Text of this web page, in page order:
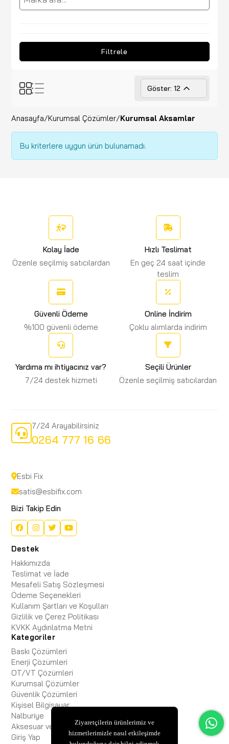
Filtrele
Göster: 12
Anasayfa/Kurumsal Çözümler/Kurumsal Aksamlar
Bu kriterlere uygun ürün bulunamadı.
Kolay İade
Özenle seçilmiş satıcılardan
Hızlı Teslimat
En geç 24 saat içinde
teslim
Güvenli Ödeme
%100 güvenli ödeme
Online İndirim
Çoklu alımlarda indirim
Yardıma mı ihtiyacınız var?
7/24 destek hizmeti
Seçili Ürünler
Özenle seçilmiş satıcılardan
7/24 Arayabilirsiniz
0264 777 16 66
Esbi Fix
satis@esbifix.com
Bizi Takip Edin
Destek
Hakkımızda
Teslimat ve İade
Mesafeli Satış Sözleşmesi
Ödeme Seçenekleri
Kullanım Şartları ve Koşulları
Gizlilik ve Çerez Politikası
KVKK Aydınlatma Metni
Kategoriler
Baskı Çözümleri
Enerji Çözümleri
OT/VT Çözümleri
Kurumsal Çözümler
Güvenlik Çözümleri
Kişisel Bilgisayar
Nalburiye
Aksesuar ve Kablo
Giriş Yap
Ziyaretçilerin ürünlerimiz ve
hizmetlerimizle nasıl etkileşimde